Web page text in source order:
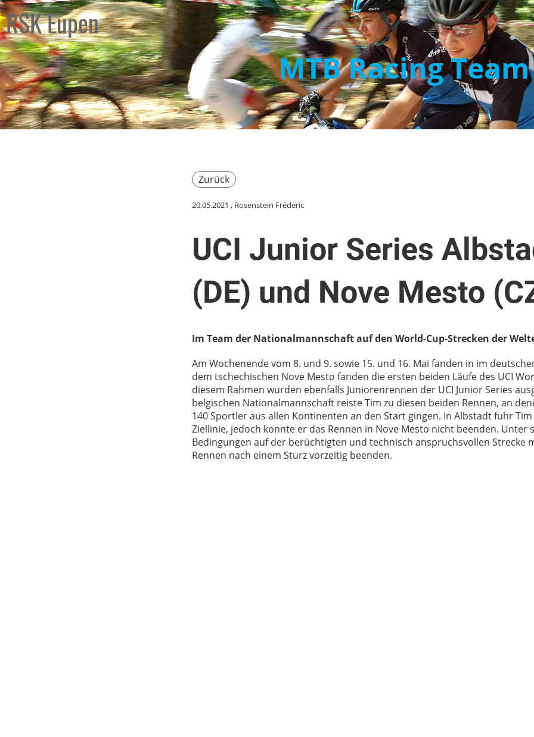
RSK Eupen
MTB Racing Team
Zurück
20.05.2021 , Rosenstein Fréderic
UCI Junior Series
(DE) und Nove Mesto
Im Team der Nationalmannschaft auf den World-Cup-Strecken der
Am Wochenende vom 8. und 9. sowie 15. und 16. Mai fanden in im
dem tschechischen Nove Mesto fanden die ersten beiden Läufe des UCI
diesem Rahmen wurden ebenfalls Juniorenrennen der UCI Junior Series
belgischen Nationalmannschaft reiste Tim zu diesen beiden Rennen, an
140 Sportler aus allen Kontinenten an den Start gingen. In Albstadt fuhr
Ziellinie, jedoch konnte er das Rennen in Nove Mesto nicht beenden. Unter
Bedingungen auf der berüchtigten und technisch anspruchsvollen Strecke
Rennen nach einem Sturz vorzeitig beenden.